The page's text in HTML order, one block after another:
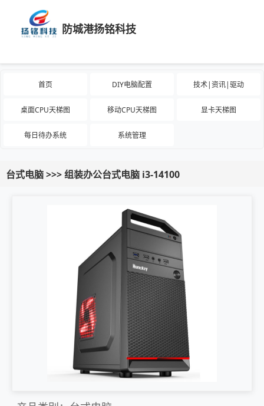
防城港扬铭科技
首页 DIY电脑配置 技术|资讯|驱动
桌面CPU天梯图 移动CPU天梯图 显卡天梯图
每日待办系统 系统管理
台式电脑 >>> 组装办公台式电脑 i3-14100